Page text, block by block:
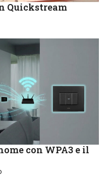
Quickstream
con WPA3 e il